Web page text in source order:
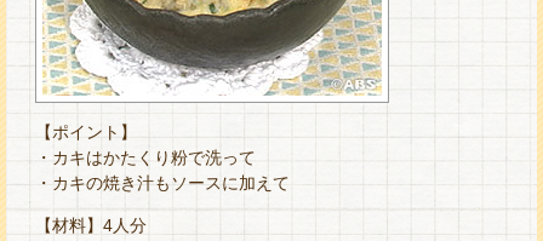
【ポイント】
・カキはかたくり粉で洗って
・カキの焼き汁もソースに加えて
【材料】4人分